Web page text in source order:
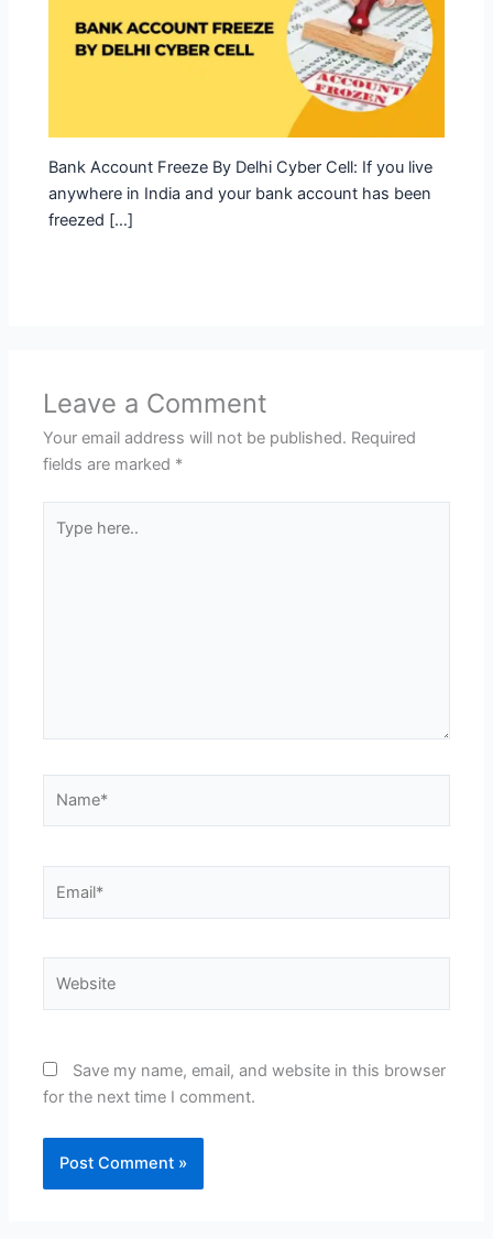
Bank Account Freeze By Delhi Cyber Cell: If you live
anywhere in India and your bank account has been
freezed […]
Leave a Comment
Your email address will not be published. Required
fields are marked *
here..
Save my name, email, and website in this browser
for the next time I comment.